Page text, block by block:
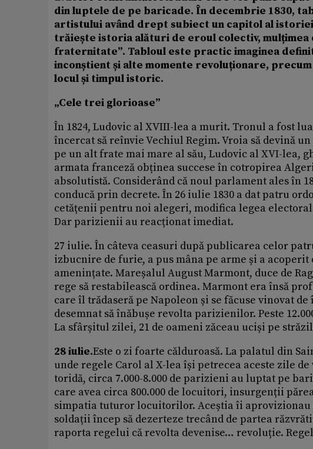
din luptele de pe baricade. În decembrie 1830,
artistului având drept subiect un capitol al
trăiește istoria alături de eroul colectiv,
fraternitate”. Tabloul este practic imaginea
inconștient și alte momente revoluționare,
locul și timpul istoric.
„Cele trei glorioase”
În 1824, Ludovic al XVIII-lea a murit. Tronul a fost
încercat să reînvie Vechiul Regim. Vroia să devină
pe un alt frate mai mare al său, Ludovic al XVI-lea,
armata franceză obținea succese în cotropirea
absolutistă. Considerând că noul parlament ales în
conducă prin decrete. În 26 iulie 1830 a dat patru
cetățenii pentru noi alegeri, modifica legea
Dar parizienii au reacționat imediat.
27 iulie. În câteva ceasuri după publicarea celor
izbucnire de furie, a pus mâna pe arme și a
amenințate. Mareșalul August Marmont, duce de
rege să restabilească ordinea. Marmont era însă
care îl trădaseră pe Napoleon și se făcuse vinovat
desemnat să înăbușe revolta parizienilor. Peste
La sfârșitul zilei, 21 de oameni zăceau uciși pe
28 iulie.Este o zi foarte călduroasă. La palatul din
unde regele Carol al X-lea își petrecea aceste zile
toridă, circa 7.000-8.000 de parizieni au luptat pe
care avea circa 800.000 de locuitori, insurgenții
simpatia tuturor locuitorilor. Aceștia îi aprovizionau
soldații încep să dezerteze trecând de partea
raporta regelui că revolta devenise… revoluție.